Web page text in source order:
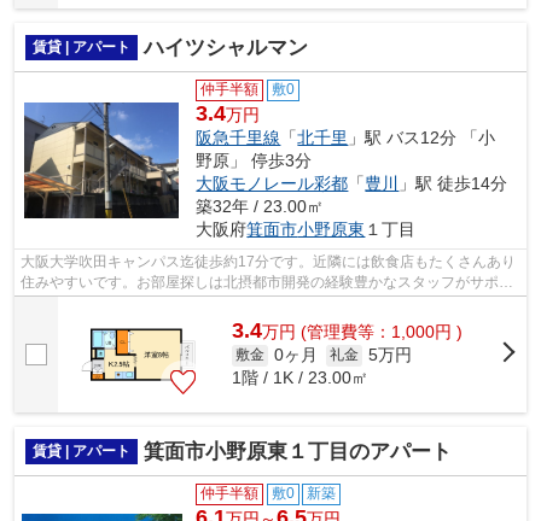
賃貸 | アパート ハイツシャルマン
仲手半額 敷0
3.4万円
阪急千里線 「北千里 」駅 バス12分 「小
野原」 停歩3分
大阪モノレール彩都 「豊川
」駅 徒歩14分
築32年 / 23.00㎡
大阪府箕面市小野原東 １丁目
大阪大学吹田キャンパス迄徒歩約17分です。近隣には飲食店もたくさんあり
住みやすいです。お部屋探しは北摂都市開発の経験豊かなスタッフがサポー
トいたします。まずは0120-37-6788へ...
3.4万円 (管理費等：1,000円 )
敷金 0ヶ月 礼金 5万円
1階 / 1K / 23.00㎡
賃貸 | アパート 箕面市小野原東１丁目のアパート
仲手半額 敷0 新築